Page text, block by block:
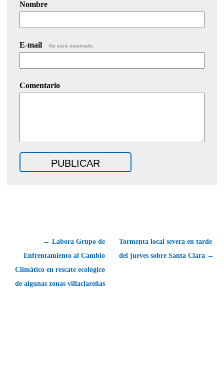
Nombre
E-mail No será mostrado.
Comentario
← Labora Grupo de
Enfrentamiento al Cambio
Climático en rescate ecológico
de algunas zonas villaclareñas
Tormenta local severa en tarde
del jueves sobre Santa Clara →